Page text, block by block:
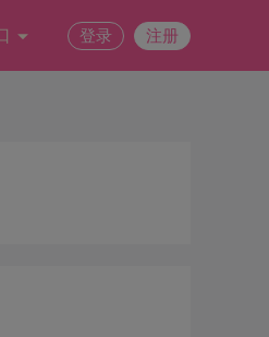
登录 注册